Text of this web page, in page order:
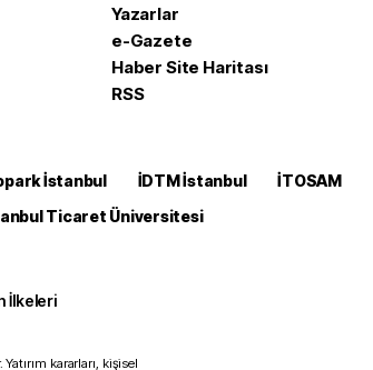
Yazarlar
e-Gazete
Haber Site Haritası
RSS
İstanbul İDTM İstanbul İTOSAM
Ticaret Üniversitesi
İlkeleri
kararları, kişisel